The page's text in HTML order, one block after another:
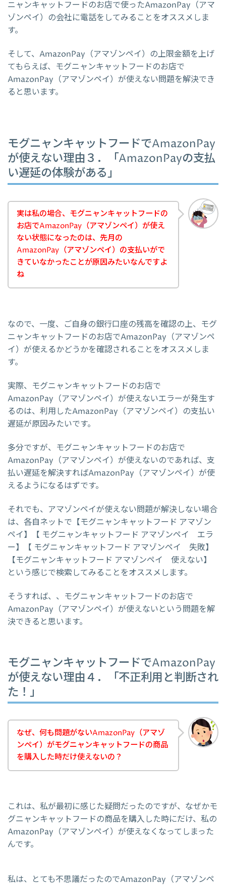
ニャンキャットフードのお店で使ったAmazonPay（アマ
ゾンペイ）の会社に電話をしてみることをオススメしま
す。
そして、AmazonPay（アマゾンペイ）の上限金額を上げ
てもらえば、モグニャンキャットフードのお店で
AmazonPay（アマゾンペイ）が使えない問題を解決でき
ると思います。
モグニャンキャットフードでAmazonPay
が使えない理由３．「AmazonPayの支払
い遅延の体験がある」
実は私の場合、モグニャンキャットフードの
お店でAmazonPay（アマゾンペイ）が使え
ない状態になったのは、先月の
AmazonPay（アマゾンペイ）の支払いがで
きていなかったことが原因みたいなんですよ
ね
なので、一度、ご自身の銀行口座の残高を確認の上、モグ
ニャンキャットフードのお店でAmazonPay（アマゾンペ
イ）が使えるかどうかを確認されることをオススメしま
す。
実際、モグニャンキャットフードのお店で
AmazonPay（アマゾンペイ）が使えないエラーが発生す
るのは、利用したAmazonPay（アマゾンペイ）の支払い
遅延が原因みたいです。
多分ですが、モグニャンキャットフードのお店で
AmazonPay（アマゾンペイ）が使えないのであれば、支
払い遅延を解決すればAmazonPay（アマゾンペイ）が使
えるようになるはずです。
それでも、アマゾンペイが使えない問題が解決しない場合
は、各自ネットで【モグニャンキャットフード アマゾン
ペイ】【 モグニャンキャットフード アマゾンペイ エラ
ー】【 モグニャンキャットフード アマゾンペイ 失敗】
【モグニャンキャットフード アマゾンペイ 使えない】
という感じで検索してみることをオススメします。
そうすれば、、モグニャンキャットフードのお店で
AmazonPay（アマゾンペイ）が使えないという問題を解
決できると思います。
モグニャンキャットフードでAmazonPay
が使えない理由４．「不正利用と判断され
た！」
なぜ、何も問題がないAmazonPay（アマゾ
ンペイ）がモグニャンキャットフードの商品
を購入した時だけ使えないの？
これは、私が最初に感じた疑問だったのですが、なぜかモ
グニャンキャットフードの商品を購入した時にだけ、私の
AmazonPay（アマゾンペイ）が使えなくなってしまった
んです。
私は、とても不思議だったのでAmazonPay（アマゾンペ